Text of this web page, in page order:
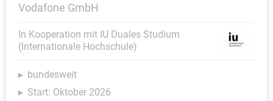
Vodafone GmbH
In Kooperation mit IU Duales Studium
(Internationale Hochschule)
bundesweit
Start: Oktober 2026